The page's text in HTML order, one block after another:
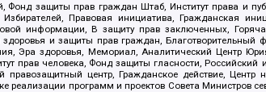
защиты прав граждан Штаб, Институт права и
Правовая инициатива, Гражданская
информации, В защиту прав заключенных,
и защиты прав граждан,
Эра здоровья, Мемориал, Аналитический Центр
прав человека, Фонд защиты гласности, Российский
центр, Гражданское действие, Центр
программ и проектов Совета Министров